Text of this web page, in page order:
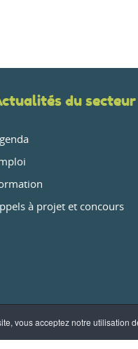
du secteur
à projet et concours
vous acceptez notre utilisation